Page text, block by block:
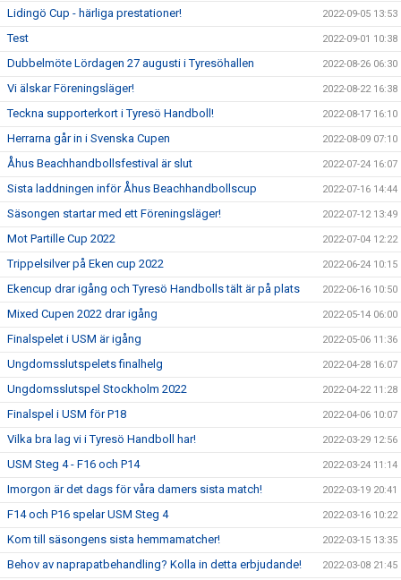
Lidingö Cup - härliga prestationer! 2022-09-05 13:53
Test 2022-09-01 10:38
Dubbelmöte Lördagen 27 augusti i Tyresöhallen 2022-08-26 06:30
Vi älskar Föreningsläger! 2022-08-22 16:38
Teckna supporterkort i Tyresö Handboll! 2022-08-17 16:10
Herrarna går in i Svenska Cupen 2022-08-09 07:10
Åhus Beachhandbollsfestival är slut 2022-07-24 16:07
Sista laddningen inför Åhus Beachhandbollscup 2022-07-16 14:44
Säsongen startar med ett Föreningsläger! 2022-07-12 13:49
Mot Partille Cup 2022 2022-07-04 12:22
Trippelsilver på Eken cup 2022 2022-06-24 10:15
Ekencup drar igång och Tyresö Handbolls tält är på plats 2022-06-16 10:50
Mixed Cupen 2022 drar igång 2022-05-14 06:00
Finalspelet i USM är igång 2022-05-06 11:36
Ungdomsslutspelets finalhelg 2022-04-28 16:07
Ungdomsslutspel Stockholm 2022 2022-04-22 11:28
Finalspel i USM för P18 2022-04-06 10:07
Vilka bra lag vi i Tyresö Handboll har! 2022-03-29 12:56
USM Steg 4 - F16 och P14 2022-03-24 11:14
Imorgon är det dags för våra damers sista match! 2022-03-19 20:41
F14 och P16 spelar USM Steg 4 2022-03-16 10:22
Kom till säsongens sista hemmamatcher! 2022-03-15 13:35
Behov av naprapatbehandling? Kolla in detta erbjudande! 2022-03-08 21:45